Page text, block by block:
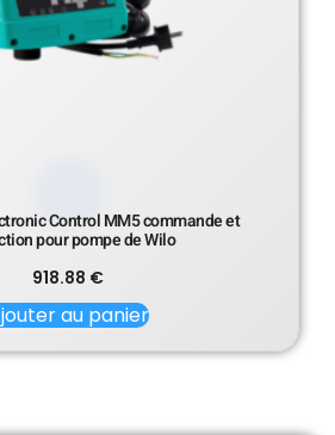
Control MM5 commande et
pour pompe de Wilo
918.88 €
au panier